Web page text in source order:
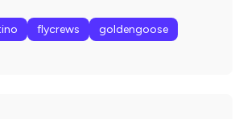
flycrews
goldengoose